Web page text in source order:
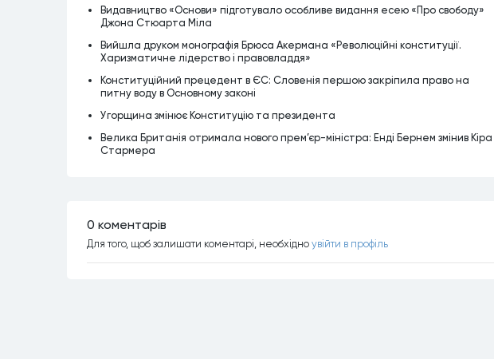
Видавництво «Основи» підготувало особливе видання есею «Про свободу»
Джона Стюарта Міла
Вийшла друком монографія Брюса Акермана «Революційні конституції.
Харизматичне лідерство і правовладдя»
Конституційний прецедент в ЄС: Словенія першою закріпила право на
питну воду в Основному законі
Угорщина змінює Конституцію та президента
Велика Британія отримала нового прем’єр-міністра: Енді Бернем змінив Кіра
Стармера
0 коментарiв
Для того, щоб залишати коментарi, необхiдно увiйти в профiль